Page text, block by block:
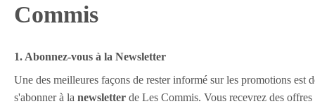
Commis
1. Abonnez-vous à la Newsletter
Une des meilleures façons de rester informé sur les promotions est
s'abonner à la newsletter de Les Commis. Vous recevrez des offres